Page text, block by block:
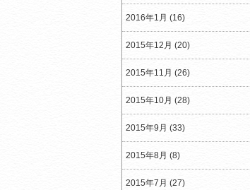
2016年1月 (16)
2015年12月 (20)
2015年11月 (26)
2015年10月 (28)
2015年9月 (33)
2015年8月 (8)
2015年7月 (27)